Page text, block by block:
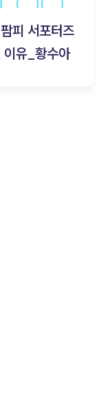
피 서포터즈
이유_황수아